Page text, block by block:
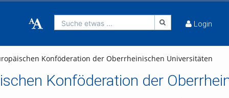
Suche etwas ... Login
Konföderation der Oberrheinischen Universitäten
Konföderation der